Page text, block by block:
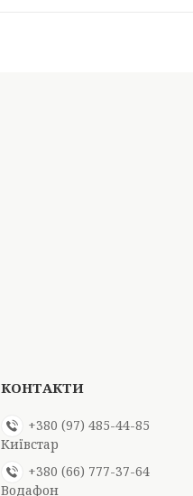
+380 (97) 485-44-85
Київстар
+380 (66) 777-37-64
Водафон